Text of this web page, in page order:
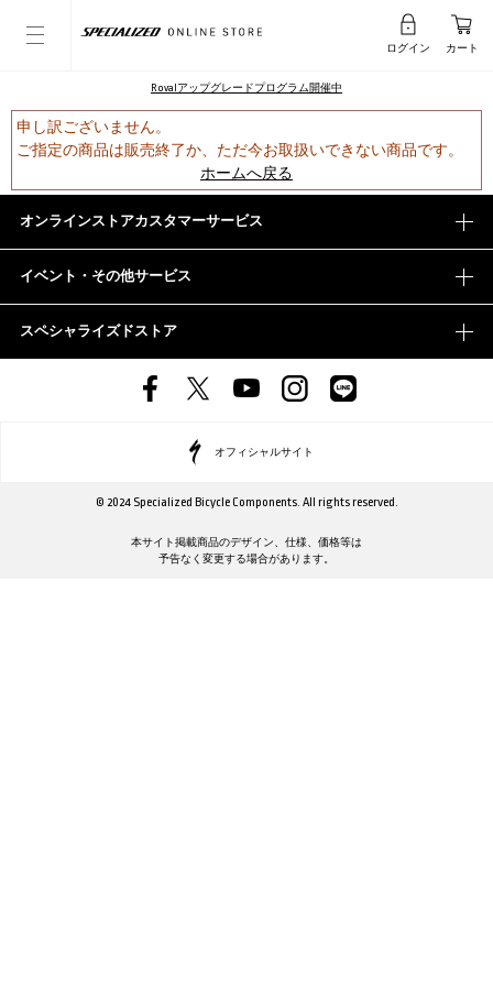
ログイン カート
Rovalアップグレードプログラム開催中
申し訳ございません。
ご指定の商品は販売終了か、ただ今お取扱いできない商品です。
ホームへ戻る
オンラインストアカスタマーサービス
イベント・その他サービス
スペシャライズドストア
オフィシャルサイト
© 2024 Specialized Bicycle Components. All rights reserved.
本サイト掲載商品のデザイン、仕様、価格等は
予告なく変更する場合があります。